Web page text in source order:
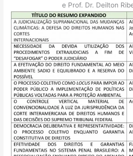
e Prof. Dr. Deilton